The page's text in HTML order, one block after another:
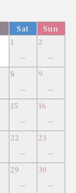
Sat
Sun
1
–
2
–
8
–
9
–
15
–
16
–
22
–
23
–
29
–
30
–